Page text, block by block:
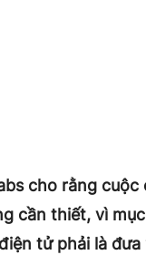
cho rằng
cần thiết, vì
tử phải là đưa